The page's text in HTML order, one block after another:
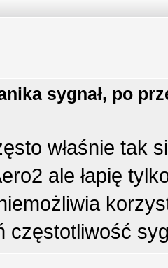
sygnał, po
właśnie tak
ale łapię
częstotliwość